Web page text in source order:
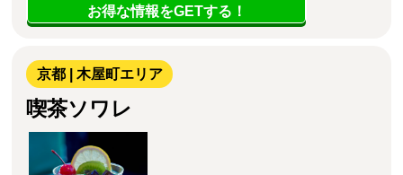
お得な情報をGETする！
京都 | 木屋町エリア
喫茶ソワレ